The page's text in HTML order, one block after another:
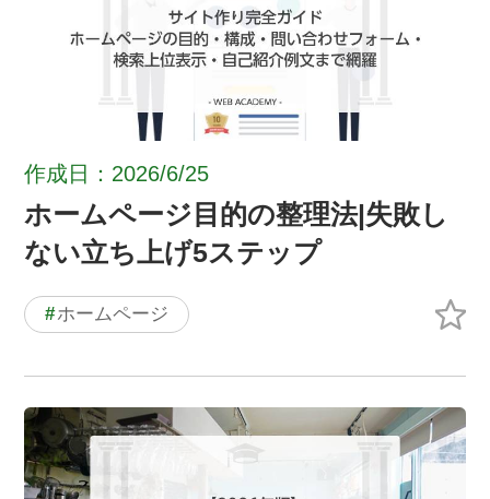
作成日：2026/6/25
ホームページ目的の整理法|失敗し
ない立ち上げ5ステップ
#ホームページ